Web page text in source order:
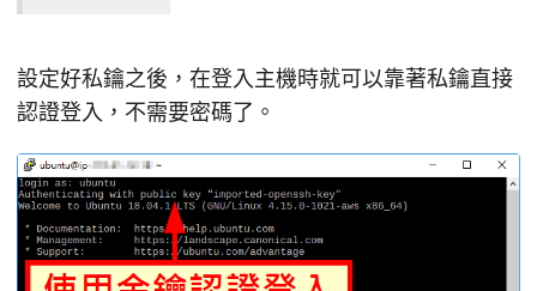
設定好私鑰之後，在登入主機時就可以靠著私鑰直接
認證登入，不需要密碼了。